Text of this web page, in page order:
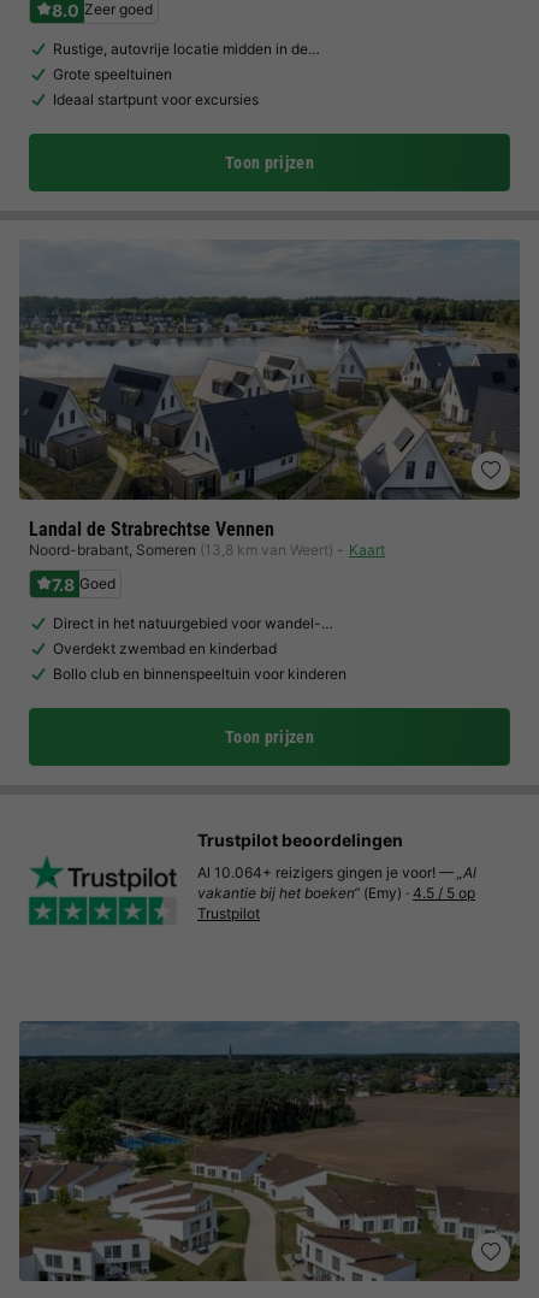
8.0 Zeer goed
Rustige, autovrije locatie midden in de…
Grote speeltuinen
Ideaal startpunt voor excursies
Toon prijzen
Landal de Strabrechtse Vennen
Noord-brabant, Someren (13,8 km van Weert) Kaart
7.8 Goed
Direct in het natuurgebied voor wandel-…
Overdekt zwembad en kinderbad
Bollo club en binnenspeeltuin voor kinderen
Toon prijzen
Trustpilot beoordelingen
Al 10.064+ reizigers gingen je voor! — „Al
vakantie bij het boeken“ (Emy) · 4.5 / 5 op
Trustpilot